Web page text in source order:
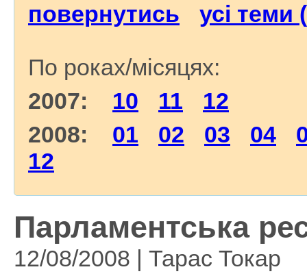
повернутись усі теми
По роках/місяцях:
2007: 10 11
12
2008: 01 02 03 04
12
Парламентська
12/08/2008 | Тарас Токар